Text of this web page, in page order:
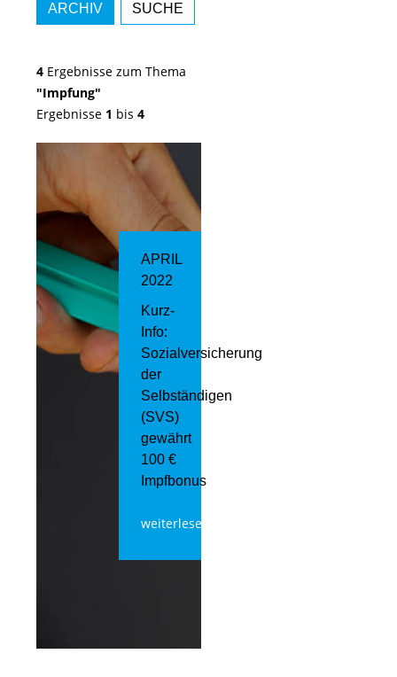
ARCHIV SUCHE
4 Ergebnisse zum Thema
"Impfung"
Ergebnisse 1 bis 4
APRIL
2022
Kurz-
Info:
Sozialversicherung
der
Selbständigen
(SVS)
gewährt
100 €
Impfbonus
weiterlesen